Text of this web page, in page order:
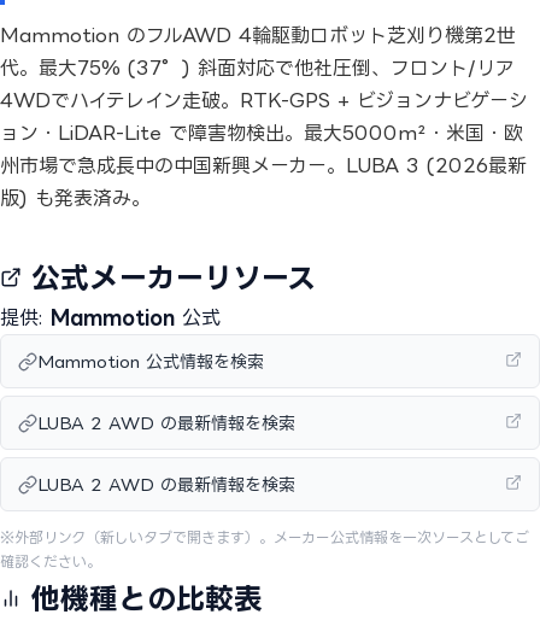
Mammotion のフルAWD 4輪駆動ロボット芝刈り機第2世
代。最大75% (37°) 斜面対応で他社圧倒、フロント/リア
4WDでハイテレイン走破。RTK-GPS + ビジョンナビゲーシ
ョン・LiDAR-Lite で障害物検出。最大5000m²・米国・欧
州市場で急成長中の中国新興メーカー。LUBA 3 (2026最新
版) も発表済み。
公式メーカーリソース
提供: Mammotion 公式
Mammotion 公式情報を検索
LUBA 2 AWD の最新情報を検索
LUBA 2 AWD の最新情報を検索
※外部リンク（新しいタブで開きます）。メーカー公式情報を一次ソースとしてご
確認ください。
他機種との比較表